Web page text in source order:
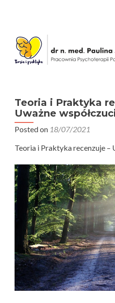
Teoria i Praktyka
Uważne
Posted on 18/07/2021
Teoria i Praktyka recenzuje –